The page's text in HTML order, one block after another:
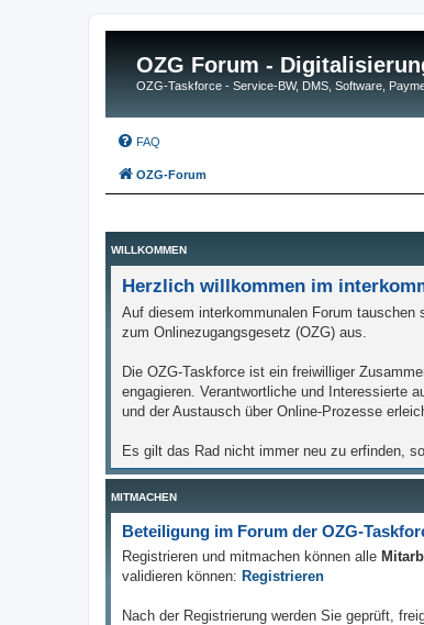
OZG Forum -
OZG-Taskforce - Service-BW, DMS, Software,
FAQ
OZG-Forum
WILLKOMMEN
Herzlich willkommen im
Auf diesem interkommunalen Forum tauschen
zum Onlinezugangsgesetz (OZG) aus.
Die OZG-Taskforce ist ein freiwilliger
engagieren. Verantwortliche und Interessierte
und der Austausch über Online-Prozesse
Es gilt das Rad nicht immer neu zu erfinden,
MITMACHEN
Beteiligung im Forum der OZG-
Registrieren und mitmachen können alle
validieren können: Registrieren
Nach der Registrierung werden Sie geprüft,